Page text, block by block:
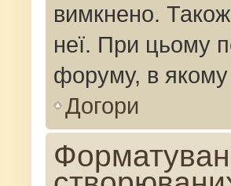
вимкнено.
неї. При цьому
форуму, в якому
Догори